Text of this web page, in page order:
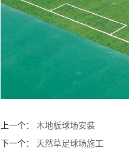
上一个： 木地板球场安装
下一个： 天然草足球场施工